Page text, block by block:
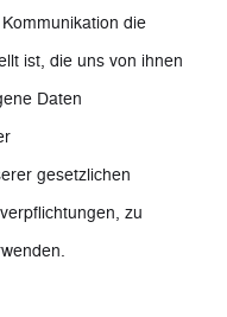
die
ist, die uns von ihnen
Daten
gesetzlichen
zu